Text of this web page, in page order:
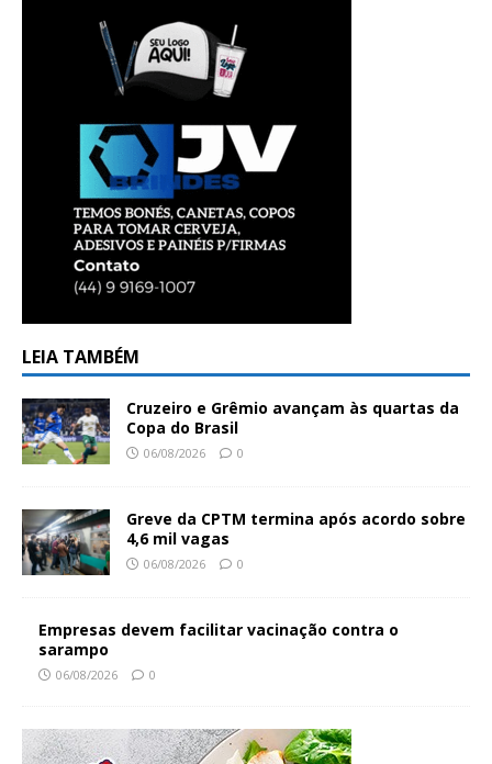
LEIA TAMBÉM
Cruzeiro e Grêmio avançam às quartas da
Copa do Brasil
06/08/2026 0
Greve da CPTM termina após acordo sobre
4,6 mil vagas
06/08/2026 0
Empresas devem facilitar vacinação contra o
sarampo
06/08/2026 0